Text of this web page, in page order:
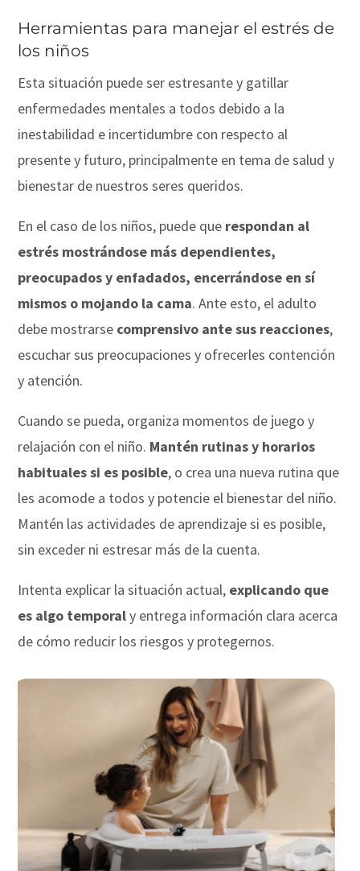
Herramientas para manejar el estrés de
los niños
Esta situación puede ser estresante y gatillar
enfermedades mentales a todos debido a la
inestabilidad e incertidumbre con respecto al
presente y futuro, principalmente en tema de salud y
bienestar de nuestros seres queridos.
En el caso de los niños, puede que respondan al
estrés mostrándose más dependientes,
preocupados y enfadados, encerrándose en sí
mismos o mojando la cama. Ante esto, el adulto
debe mostrarse comprensivo ante sus reacciones,
escuchar sus preocupaciones y ofrecerles contención
y atención.
Cuando se pueda, organiza momentos de juego y
relajación con el niño. Mantén rutinas y horarios
habituales si es posible, o crea una nueva rutina que
les acomode a todos y potencie el bienestar del niño.
Mantén las actividades de aprendizaje si es posible,
sin exceder ni estresar más de la cuenta.
Intenta explicar la situación actual, explicando que
es algo temporaly entrega información clara acerca
de cómo reducir los riesgos y protegernos.